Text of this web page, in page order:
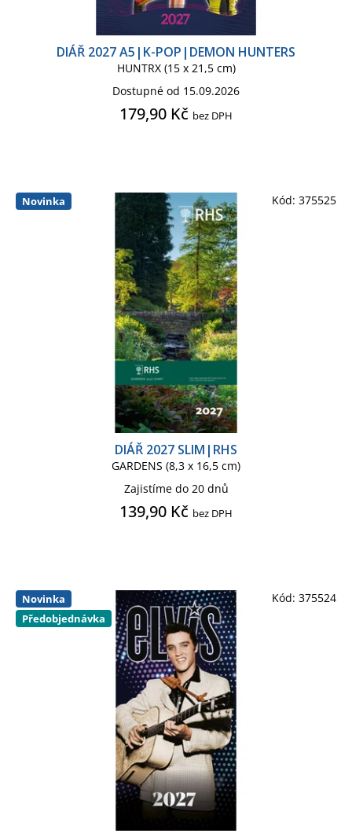
HELLO KITTY PRO DOSPĚLÉ
K-POP LILO & STITCH
LILO AND STICH LIVERPOOL FC
MANCHESTER UNITED FC
MARVEL
MARVEL CLASSIC COMICS
MARVEL SÉRIE MEDVÍDEK PÚ
MICKEY MOUSE MINECRAFT
MINECRAFT KIDS MOOMIN
NETFLIX NETFLIX TV
PUSHEEN REAL MADRID C.F.
ROYAL HORTICULTURAL SOCIETY
SAFTA SNOOPY
SPIDERMAN CLASSIC COMICS
SPIDERMAN KIDS
DIÁŘ 2027 A5|K-POP|DEMON HUNTERS
HUNTRX (15 x 21,5 cm)
Dostupné od 15.09.2026
179,90 Kč bez DPH
Novinka
DIÁŘ 2027 SLIM|RHS
GARDENS (8,3 x 16,5 cm)
Zajistíme do 20 dnů
139,90 Kč bez DPH
Kód: 375525
Novinka
Předobjednávka
Kód: 375524